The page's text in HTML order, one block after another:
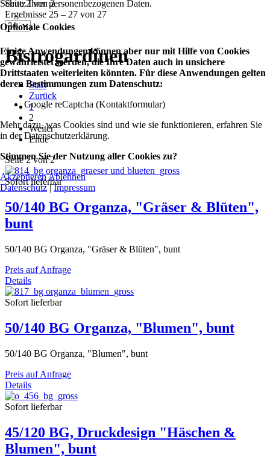
Seite 2 von 2
Ergebnisse 25 – 27 von 27
Bistrogardinen
Start
Zurück
1
2
Weiter
Ende
Seite 2 von 2
Sofort lieferbar
50/140 BG Organza, "Gräser & Blüten",
bunt
50/140 BG Organza, "Gräser & Blüten", bunt
Preis auf Anfrage
Details
Sofort lieferbar
50/140 BG Organza, "Blumen", bunt
50/140 BG Organza, "Blumen", bunt
Preis auf Anfrage
Details
Sofort lieferbar
45/120 BG, Druckdesign "Häschen &
Blumen", bunt
Schutz Ihrer personenbezogenen Daten.
Optionale Cookies
Einige Anwendungen können aber nur mit Hilfe von Cookies
gewährleistet werden, die Ihre Daten auch in unsichere
Drittstaaten weiterleiten könnten. Für diese Anwendungen gelten
deren Bestimmungen zum Datenschutz:
Google reCaptcha (Kontaktformular)
Mehr dazu, was Cookies sind und wie sie funktionieren, erfahren Sie
in der Datenschutzerklärung.
Stimmen Sie der Nutzung aller Cookies zu?
AkzeptierenAblehnen
Datenschutz|Impressum